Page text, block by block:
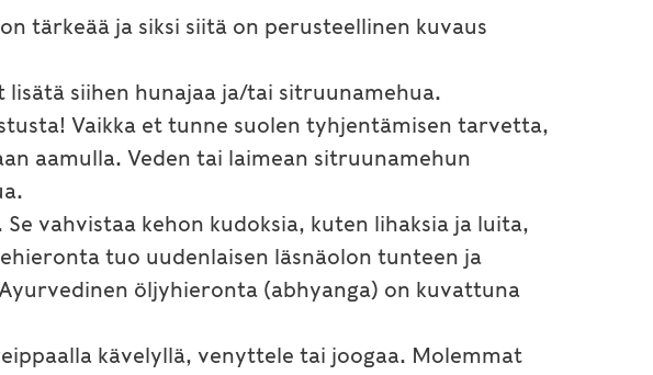
tärkeää ja siksi siitä on perusteellinen kuvaus
lisätä siihen hunajaa ja/tai sitruunamehua.
Vaikka et tunne suolen tyhjentämisen tarvetta,
aamulla. Veden tai laimean sitruunamehun
vahvistaa kehon kudoksia, kuten lihaksia ja luita,
tuo uudenlaisen läsnäolon tunteen ja
öljyhieronta (abhyanga) on kuvattuna
kävelyllä, venyttele tai joogaa. Molemmat